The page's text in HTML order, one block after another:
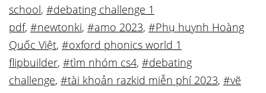
school, #debating challenge 1
pdf, #newtonki, #amo 2023, #Phụ huynh Hoàng
Quốc Việt, #oxford phonics world 1
flipbuilder, #tìm nhóm cs4, #debating
challenge, #tài khoản razkid miễn phí 2023, #vẽ